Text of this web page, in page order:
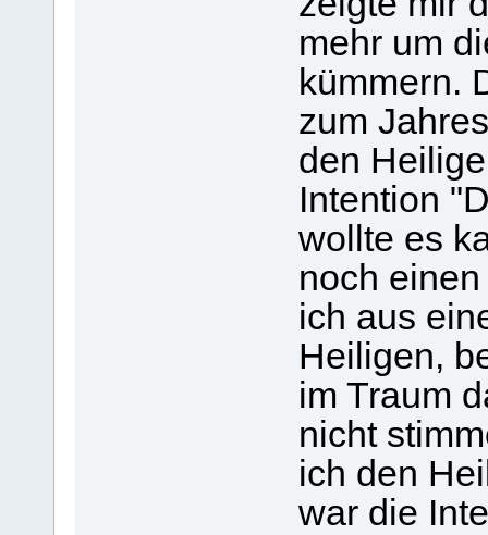
mehr um
kümmern.
zum
den
Intention
wollte es
noch
ich aus
Heiligen,
im Traum
nicht
ich den
war die